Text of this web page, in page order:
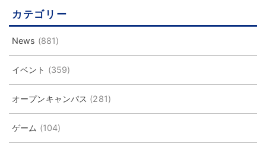
カテゴリー
News (881)
イベント (359)
オープンキャンパス (281)
ゲーム (104)